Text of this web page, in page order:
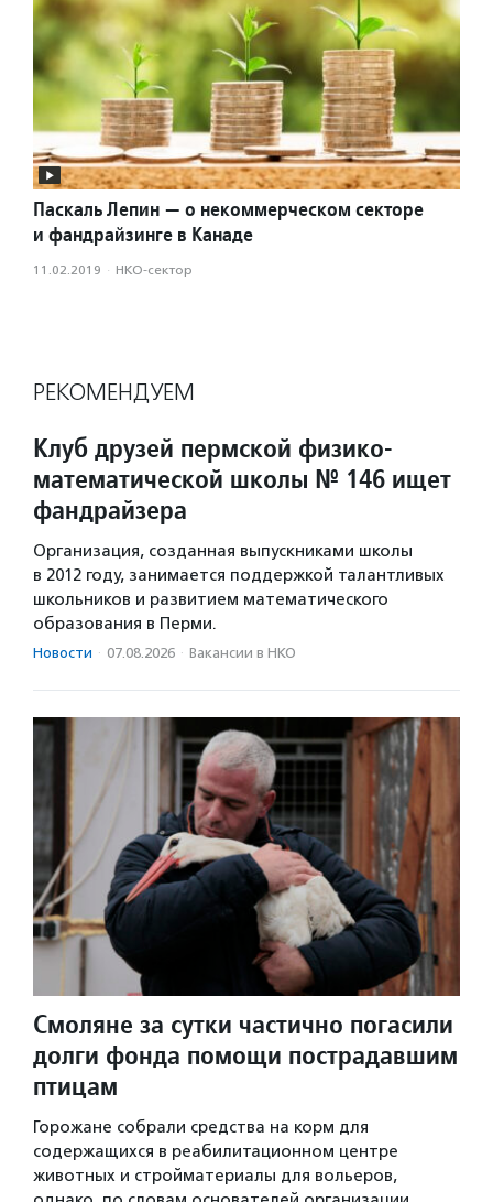
Паскаль Лепин — о некоммерческом секторе
и фандрайзинге в Канаде
11.02.2019 · НКО-сектор
РЕКОМЕНДУЕМ
Клуб друзей пермской физико-
математической школы № 146 ищет
фандрайзера
Организация, созданная выпускниками школы
в 2012 году, занимается поддержкой талантливых
школьников и развитием математического
образования в Перми.
Новости · 07.08.2026 · Вакансии в НКО
Смоляне за сутки частично погасили
долги фонда помощи пострадавшим
птицам
Горожане собрали средства на корм для
содержащихся в реабилитационном центре
животных и стройматериалы для вольеров,